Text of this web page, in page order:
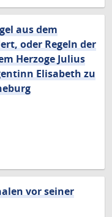
aus dem
oder Regeln der
Herzoge Julius
Elisabeth zu
vor seiner